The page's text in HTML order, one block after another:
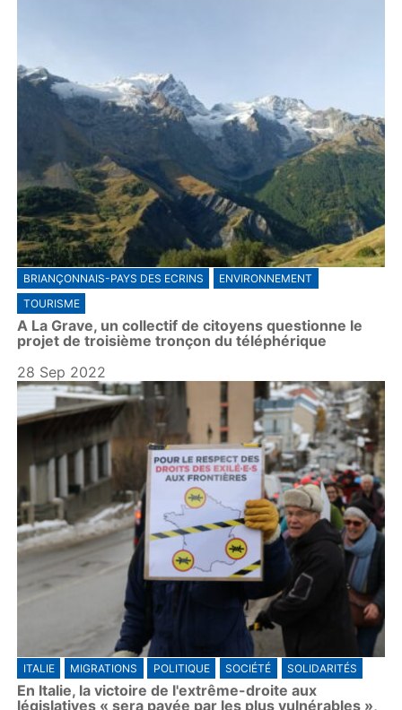
BRIANÇONNAIS-PAYS DES ECRINS
ENVIRONNEMENT
TOURISME
A La Grave, un collectif de citoyens questionne le
projet de troisième tronçon du téléphérique
28 Sep 2022
ITALIE MIGRATIONS POLITIQUE SOCIÉTÉ SOLIDARITÉS
En Italie, la victoire de l'extrême-droite aux
législatives « sera payée par les plus vulnérables »,